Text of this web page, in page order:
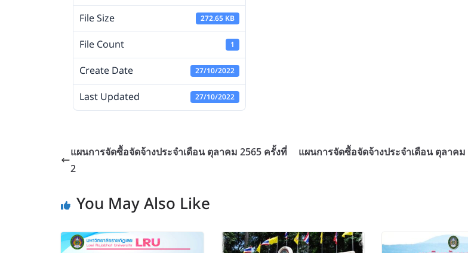
File Size 272.65 KB
File Count 1
Create Date 27/10/2022
Last Updated 27/10/2022
แผนการจัดซื้อจัดจ้างประจำเดือน ตุลาคม 2565 ครั้งที่
2
แผนการจัดซื้อจัดจ้างประจำเดือน ตุลาคม
You May Also Like